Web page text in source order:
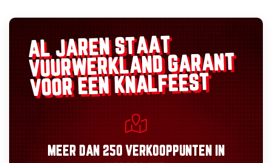
AL JAREN STAAT
VUURWERKLANDGARANT
VOOR EEN KNALFEEST
MEER DAN 250 VERKOOPPUNTEN
IN